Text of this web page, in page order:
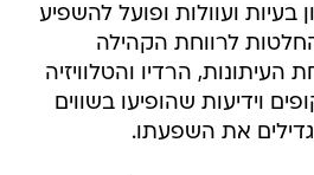
בעיות ועוולות ופועל להשפיע
לרווחת הקהילה
העיתונות, הרדיו והטלוויזיה
וידיעות שהופיעו בשווים
את השפעתו.